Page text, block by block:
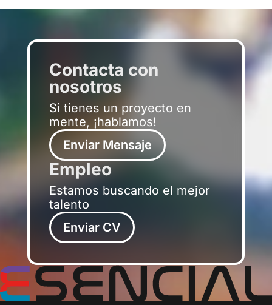
Contacta con
nosotros
Si tienes un proyecto en
mente, ¡hablamos!
Enviar Mensaje
Empleo
Estamos buscando el mejor
talento
Enviar CV